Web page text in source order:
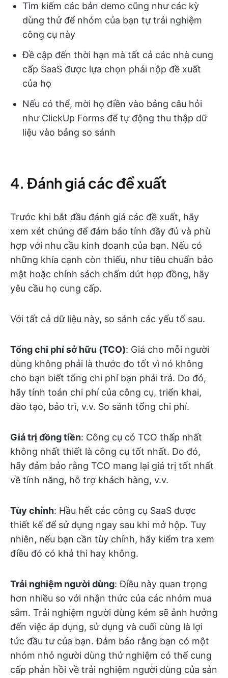
Tìm kiếm các bản demo cũng như các kỳ
dùng thử để nhóm của bạn tự trải nghiệm
công cụ này
Đề cập đến thời hạn mà tất cả các nhà cung
cấp SaaS được lựa chọn phải nộp đề xuất
của họ
Nếu có thể, mời họ điền vào bảng câu hỏi
như ClickUp Forms để tự động thu thập dữ
liệu vào bảng so sánh
4. Đánh giá các đề xuất
Trước khi bắt đầu đánh giá các đề xuất, hãy
xem xét chúng để đảm bảo tính đầy đủ và phù
hợp với nhu cầu kinh doanh của bạn. Nếu có
những khía cạnh còn thiếu, như tiêu chuẩn bảo
mật hoặc chính sách chấm dứt hợp đồng, hãy
yêu cầu họ cung cấp.
Với tất cả dữ liệu này, so sánh các yếu tố sau.
Tổng chi phí sở hữu (TCO): Giá cho mỗi người
dùng không phải là thước đo tốt vì nó không
cho bạn biết tổng chi phí bạn phải trả. Do đó,
hãy tính toán chi phí của công cụ, triển khai,
đào tạo, bảo trì, v.v. So sánh tổng chi phí.
Giá trị đồng tiền: Công cụ có TCO thấp nhất
không nhất thiết là công cụ tốt nhất. Do đó,
hãy đảm bảo rằng TCO mang lại giá trị tốt nhất
về tính năng, hỗ trợ khách hàng, v.v.
Tùy chỉnh: Hầu hết các công cụ SaaS được
thiết kế để sử dụng ngay sau khi mở hộp. Tuy
nhiên, nếu bạn cần tùy chỉnh, hãy kiểm tra xem
điều đó có khả thi hay không.
Trải nghiệm người dùng: Điều này quan trọng
hơn nhiều so với nhận thức của các nhóm mua
sắm. Trải nghiệm người dùng kém sẽ ảnh hưởng
đến việc áp dụng, sử dụng và cuối cùng là lợi
tức đầu tư của bạn. Đảm bảo rằng bạn có một
nhóm nhỏ người dùng thử nghiệm có thể cung
cấp phản hồi về trải nghiệm người dùng của sản